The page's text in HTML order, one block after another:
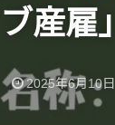
ブ産雇
2025年6月10日